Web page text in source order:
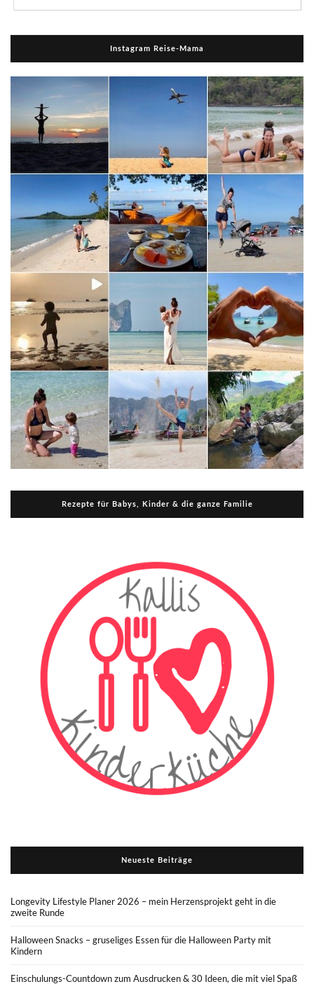
Instagram Reise-Mama
Rezepte für Babys, Kinder & die ganze Familie
Neueste Beiträge
Longevity Lifestyle Planer 2026 – mein Herzensprojekt geht in die
zweite Runde
Halloween Snacks – gruseliges Essen für die Halloween Party mit
Kindern
Einschulungs-Countdown zum Ausdrucken & 30 Ideen, die mit viel Spaß